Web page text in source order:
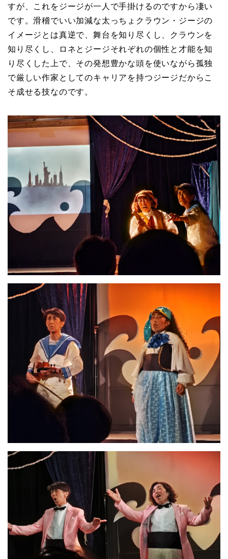
すが、これをジージが一人で手掛けるのですから凄い
です。滑稽でいい加減な太っちょクラウン・ジージの
イメージとは真逆で、舞台を知り尽くし、クラウンを
知り尽くし、ロネとジージそれぞれの個性と才能を知
り尽くした上で、その発想豊かな頭を使いながら孤独
で厳しい作家としてのキャリアを持つジージだからこ
そ成せる技なのです。